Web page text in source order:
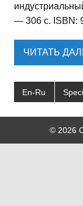
— 306 с. ISBN:
ЧИТАТЬ
En-Ru
© 2026